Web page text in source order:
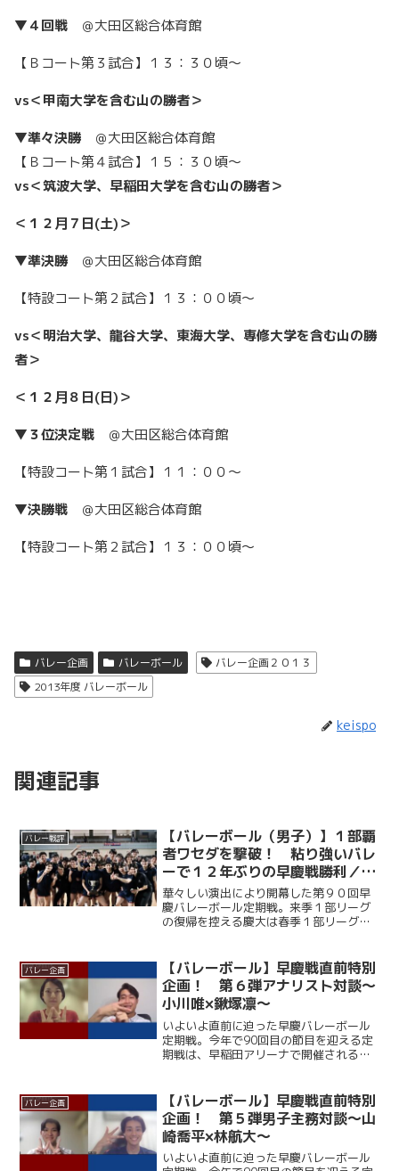
▼４回戦 ＠大田区総合体育館
【Ｂコート第３試合】１３：３０頃〜
vs＜甲南大学を含む山の勝者＞
▼準々決勝 ＠大田区総合体育館
【Ｂコート第４試合】１５：３０頃〜
vs＜筑波大学、早稲田大学を含む山の勝者＞
＜１２月７日(土)＞
▼準決勝 ＠大田区総合体育館
【特設コート第２試合】１３：００頃〜
vs＜明治大学、龍谷大学、東海大学、専修大学を含む山の勝
者＞
＜１２月８日(日)＞
▼３位決定戦 ＠大田区総合体育館
【特設コート第１試合】１１：００〜
▼決勝戦 ＠大田区総合体育館
【特設コート第２試合】１３：００頃〜
バレー企画 バレーボール
バレー企画２０１３
2013年度 バレーボール
keispo
関連記事
バレー戦評
【バレーボール（男子）】１部覇
者ワセダを撃破！ 粘り強いバレ
ーで１２年ぶりの早慶戦勝利／第
９０回早慶バレーボール定期戦
華々しい演出により開幕した第９０回早
慶バレーボール定期戦。来季１部リーグ
の復帰を控える慶大は春季１部リーグ王
は中村玲央（総２・福大附大濠）が連続
得点を挙げるなど着実にリ...
バレー企画
【バレーボール】早慶戦直前特別
企画！ 第６弾アナリスト対談～
小川唯×鍬塚凛～
いよいよ直前に迫った早慶バレーボール
定期戦。今年で90回目の節目を迎える定
期戦は、早稲田アリーナで開催される。
ており、打倒・ワセダに向けて勢いに乗
っている。一方の早大...
バレー企画
【バレーボール】早慶戦直前特別
企画！ 第５弾男子主務対談～山
崎喬平×林航大～
いよいよ直前に迫った早慶バレーボール